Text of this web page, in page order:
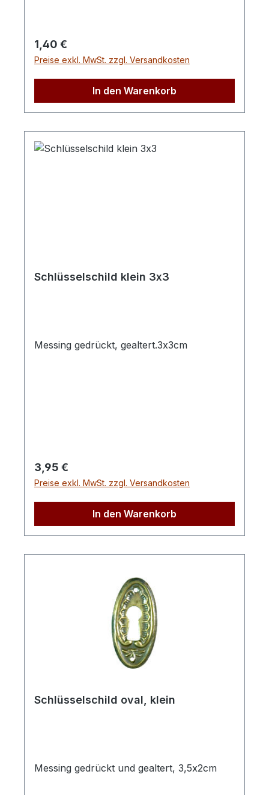
Regulärer Preis:
1,40 €
Preise exkl. MwSt. zzgl. Versandkosten
In den Warenkorb
Schlüsselschild klein 3x3
Messing gedrückt, gealtert.3x3cm
Regulärer Preis:
3,95 €
Preise exkl. MwSt. zzgl. Versandkosten
In den Warenkorb
Schlüsselschild oval, klein
Messing gedrückt und gealtert, 3,5x2cm